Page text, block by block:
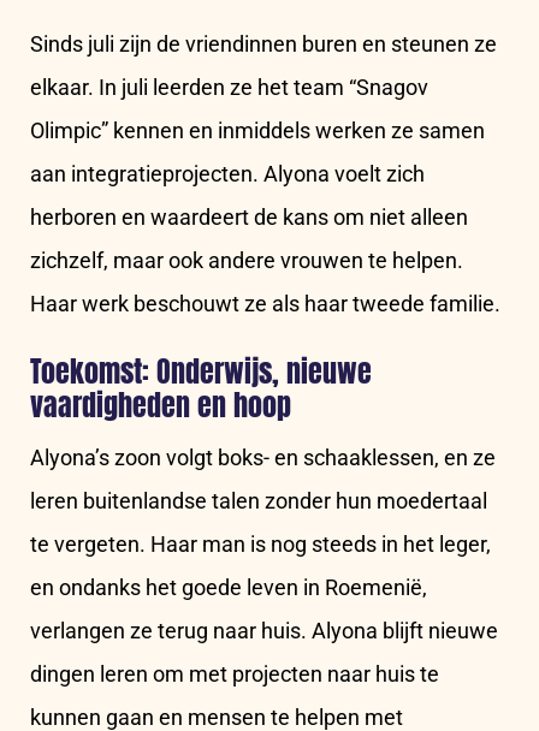
Sinds juli zijn de vriendinnen buren en steunen ze
elkaar. In juli leerden ze het team “Snagov
Olimpic” kennen en inmiddels werken ze samen
aan integratieprojecten. Alyona voelt zich
herboren en waardeert de kans om niet alleen
zichzelf, maar ook andere vrouwen te helpen.
Haar werk beschouwt ze als haar tweede familie.
Toekomst: Onderwijs, nieuwe
vaardigheden en hoop
Alyona’s zoon volgt boks- en schaaklessen, en ze
leren buitenlandse talen zonder hun moedertaal
te vergeten. Haar man is nog steeds in het leger,
en ondanks het goede leven in Roemenië,
verlangen ze terug naar huis. Alyona blijft nieuwe
dingen leren om met projecten naar huis te
kunnen gaan en mensen te helpen met